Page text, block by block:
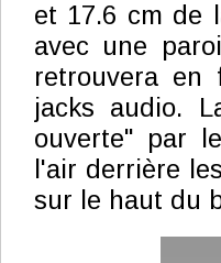
et 17.6 cm de
avec une
retrouvera en
jacks audio.
ouverte" par
l'air derrière
sur le haut du